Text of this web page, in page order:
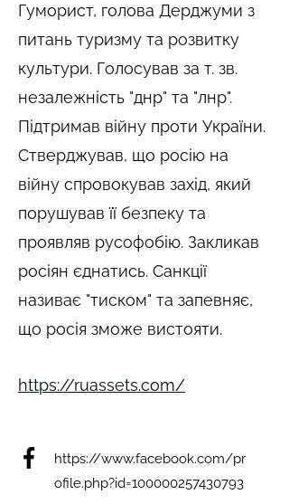
Гуморист, голова Дерджуми з
питань туризму та розвитку
культури. Голосував за т. зв.
незалежність "днр" та "лнр".
Підтримав війну проти України.
Стверджував, що росію на
війну спровокував захід, який
порушував її безпеку та
проявляв русофобію. Закликав
росіян єднатись. Санкції
називає "тиском" та запевняє,
що росія зможе вистояти.
https://ruassets.com/
https://www.facebook.com/pr
ofile.php?id=100000257430793